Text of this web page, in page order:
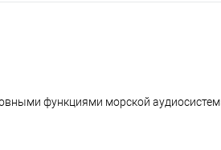
функциями морской